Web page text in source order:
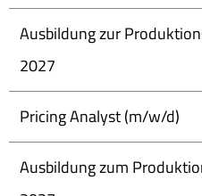
Ausbildung zur
2027
Pricing Analyst (m/w/d)
Ausbildung zum